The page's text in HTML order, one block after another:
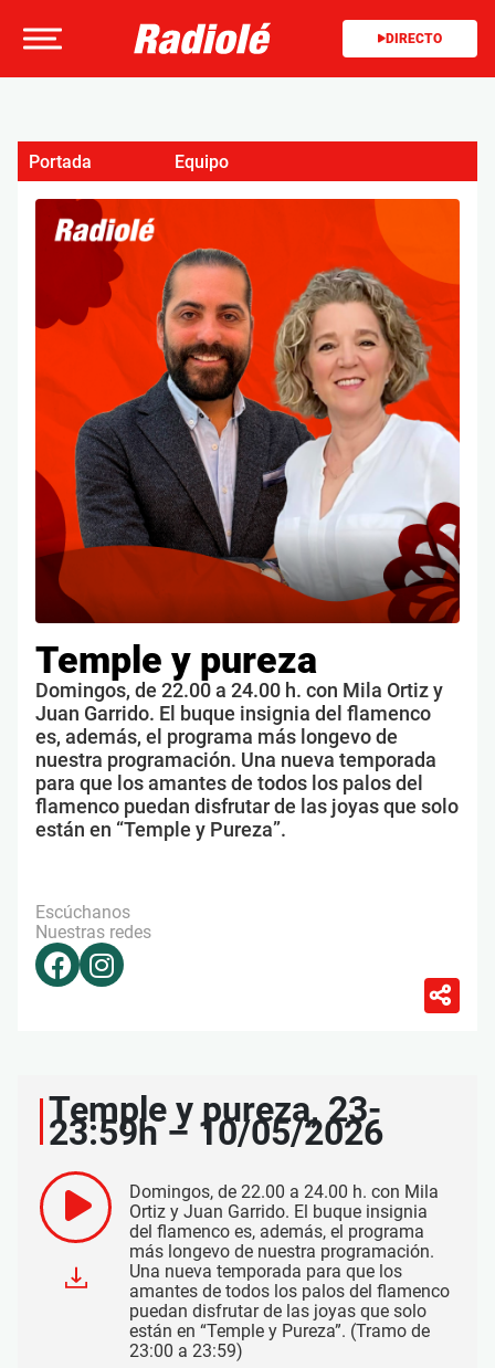
DIRECTO
Temple y pureza
Domingos, de 22.00 a 24.00 h. con Mila Ortiz y
Juan Garrido. El buque insignia del flamenco
es, además, el programa más longevo de
nuestra programación. Una nueva temporada
para que los amantes de todos los palos del
flamenco puedan disfrutar de las joyas que solo
están en “Temple y Pureza”.
Escúchanos
Nuestras redes
Portada Equipo
Temple y pureza, 23-
23:59h – 10/05/2026
Domingos, de 22.00 a 24.00 h. con Mila
Ortiz y Juan Garrido. El buque insignia
del flamenco es, además, el programa
más longevo de nuestra programación.
Una nueva temporada para que los
amantes de todos los palos del flamenco
puedan disfrutar de las joyas que solo
están en “Temple y Pureza”. (Tramo de
23:00 a 23:59)